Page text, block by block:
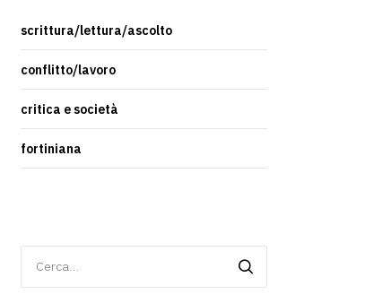
scrittura/lettura/ascolto
conflitto/lavoro
critica e società
fortiniana
per: